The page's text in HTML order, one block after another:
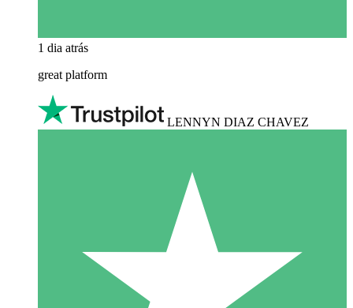
1 dia atrás
great platform
LENNYN DIAZ CHAVEZ